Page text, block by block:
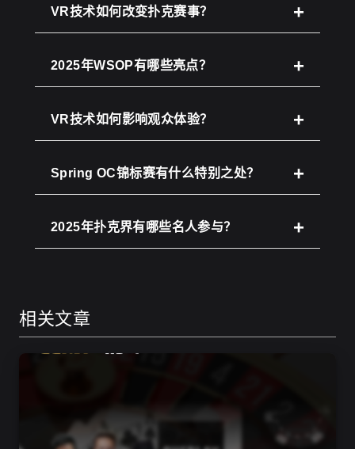
VR技术如何改变扑克赛事？
2025年WSOP有哪些亮点？
VR技术如何影响观众体验？
Spring OC锦标赛有什么特别之处？
2025年扑克界有哪些名人参与？
相关文章